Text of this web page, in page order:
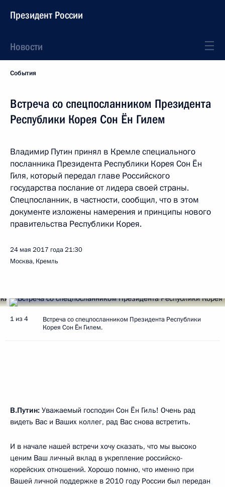
Президент России
Новости
События
Встреча со спецпосланником Президента
Республики Корея Сон Ён Гилем
Владимир Путин принял в Кремле специального
посланника Президента Республики Корея Сон Ён
Гиля, который передал главе Российского
государства послание от лидера своей страны.
Спецпосланник, в частности, сообщил, что в этом
документе изложены намерения и принципы нового
правительства Республики Корея.
24 мая 2017 года21:30
Москва, Кремль
1 из 4
Встреча со спецпосланником Президента Республики
Корея Сон Ён Гилем.
В.Путин: Уважаемый господин Сон Ён Гиль! Очень рад
видеть Вас и Ваших коллег, рад Вас снова встретить.
И в начале нашей встречи хочу сказать, что мы высоко
ценим Ваш личный вклад в укрепление российско-
корейских отношений. Хорошо помню, что именно при
Вашей личной поддержке в 2010 году России был передан